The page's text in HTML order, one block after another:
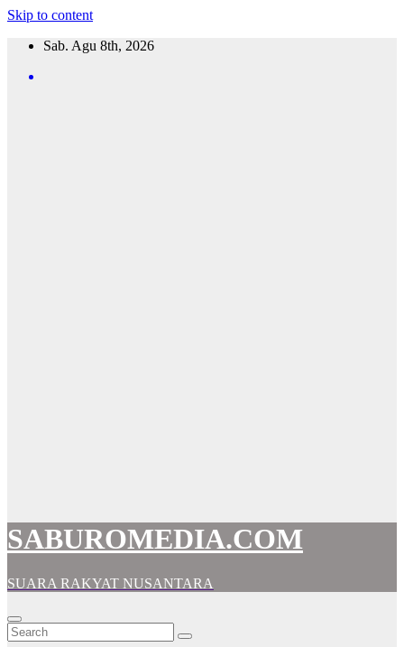
Skip to content
Sab. Agu 8th, 2026
SABUROMEDIA.COM
SUARA RAKYAT NUSANTARA